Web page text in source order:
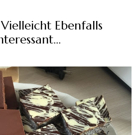
Ebenfalls